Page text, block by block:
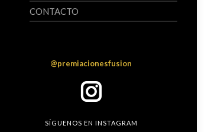
CONTACTO